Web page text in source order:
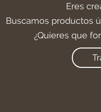
Eres
Buscamos productos
¿Quieres que